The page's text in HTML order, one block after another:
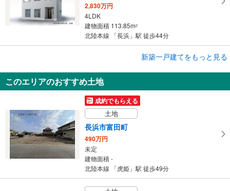
2,830万円
4LDK
建物面積 113.85m2
北陸本線 「長浜」駅 徒歩44分
長浜市新庄寺町
2,780万円
4LDK
建物面積 115.93m
北陸本線 「長浜」駅 徒歩44分
新築一戸建てをもっと見る
このエリアのおすすめ土地
成約でもらえる
土地
長浜市富田町
490万円
未定
建物面積 -
北陸本線 「虎姫」駅 徒歩49分